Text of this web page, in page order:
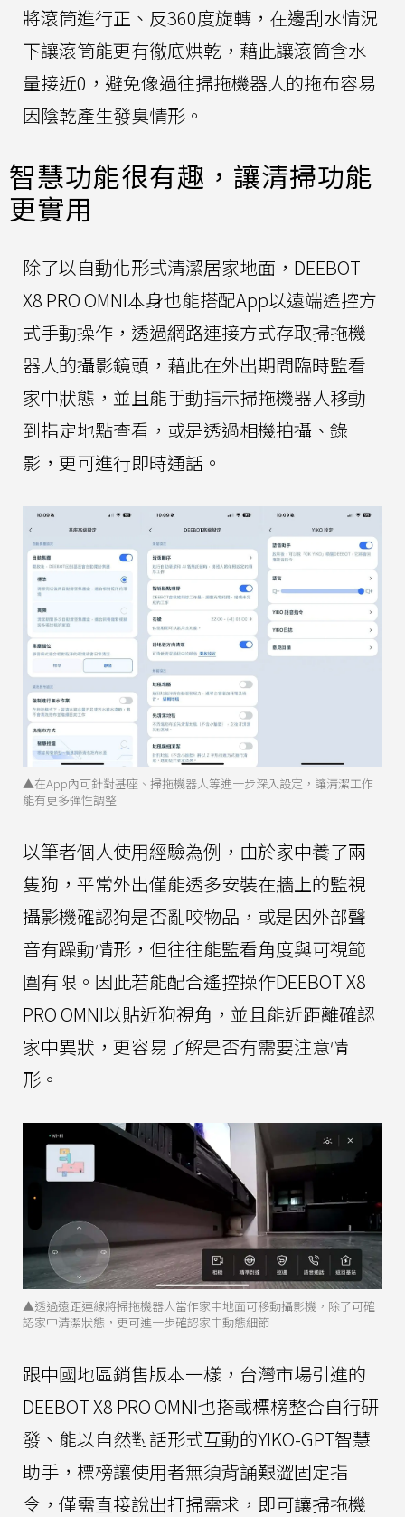
將滾筒進行正、反360度旋轉，在邊刮水情況
下讓滾筒能更有徹底烘乾，藉此讓滾筒含水
量接近0，避免像過往掃拖機器人的拖布容易
因陰乾產生發臭情形。
智慧功能很有趣，讓清掃功能
更實用
除了以自動化形式清潔居家地面，DEEBOT
X8 PRO OMNI本身也能搭配App以遠端遙控方
式手動操作，透過網路連接方式存取掃拖機
器人的攝影鏡頭，藉此在外出期間臨時監看
家中狀態，並且能手動指示掃拖機器人移動
到指定地點查看，或是透過相機拍攝、錄
影，更可進行即時通話。
▲在App內可針對基座、掃拖機器人等進一步深入設定，讓清潔工作
能有更多彈性調整
以筆者個人使用經驗為例，由於家中養了兩
隻狗，平常外出僅能透多安裝在牆上的監視
攝影機確認狗是否亂咬物品，或是因外部聲
音有躁動情形，但往往能監看角度與可視範
圍有限。因此若能配合遙控操作DEEBOT X8
PRO OMNI以貼近狗視角，並且能近距離確認
家中異狀，更容易了解是否有需要注意情
形。
▲透過遠距連線將掃拖機器人當作家中地面可移動攝影機，除了可確
認家中清潔狀態，更可進一步確認家中動態細節
跟中國地區銷售版本一樣，台灣市場引進的
DEEBOT X8 PRO OMNI也搭載標榜整合自行研
發、能以自然對話形式互動的YIKO-GPT智慧
助手，標榜讓使用者無須背誦艱澀固定指
令，僅需直接說出打掃需求，即可讓掃拖機